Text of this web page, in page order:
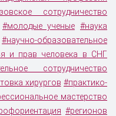
сотрудничество
#молодые ученые #наука
#научно-образовательное
и прав человека в СНГ
сотрудничество
хирургов #практико-
мастерство
#регионов